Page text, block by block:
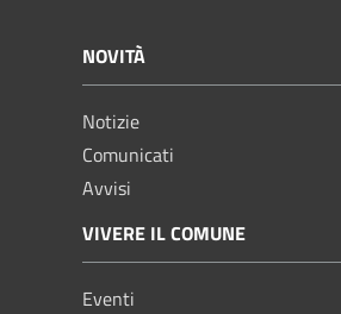
NOVITÀ
Notizie
Comunicati
Avvisi
VIVERE IL COMUNE
Eventi